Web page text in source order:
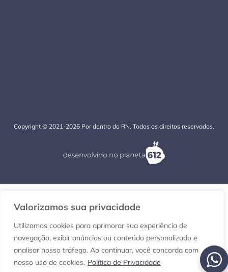
Valorizamos sua privacidade
Utilizamos cookies para aprimorar sua experiência de
navegação, exibir anúncios ou conteúdo personalizado e
analisar nosso tráfego. Ao continuar, você concorda com
nosso uso de cookies. Política de Privacidade
Copyright © 2021-2026 Por dentro do RN. Todos os direitos reservados.